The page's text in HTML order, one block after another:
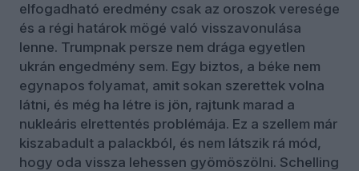
elfogadható eredmény csak az oroszok veresége
és a régi határok mögé való visszavonulása
lenne. Trumpnak persze nem drága egyetlen
ukrán engedmény sem. Egy biztos, a béke nem
egynapos folyamat, amit sokan szerettek volna
látni, és még ha létre is jön, rajtunk marad a
nukleáris elrettentés problémája. Ez a szellem már
kiszabadult a palackból, és nem látszik rá mód,
hogy oda vissza lehessen gyömöszölni. Schelling